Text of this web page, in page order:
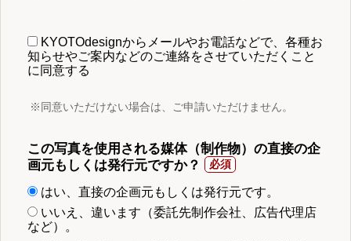
KYOTOdesignからメールやお電話などで、各種お
知らせやご案内などのご連絡をさせていただくこと
に同意する
※同意いただけない場合は、ご申請いただけません。
この写真を使用される媒体（制作物）の直接の企
画元もしくは発行元ですか？
はい、直接の企画元もしくは発行元です。
いいえ、違います（委託先制作会社、広告代理店
など）。